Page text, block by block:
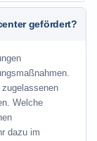
gefördert?
Welche
dazu im